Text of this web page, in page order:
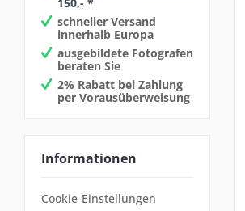
schneller Versand
innerhalb Europa
ausgebildete Fotografen
beraten Sie
2% Rabatt bei Zahlung
per Vorausüberweisung
Informationen
Cookie-Einstellungen